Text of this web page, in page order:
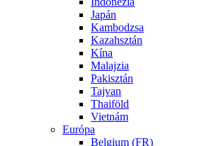
Japán
Kambodzsa
Kazahsztán
Kína
Malajzia
Pakisztán
Tajvan
Thaiföld
Vietnám
Európa
Belgium (FR)